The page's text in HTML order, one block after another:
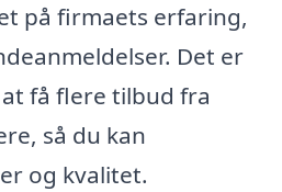
på firmaets erfaring,
Det er
få flere tilbud fra
så du kan
og kvalitet.